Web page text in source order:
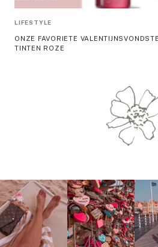
LIFESTYLE
ONZE FAVORIETE
TINTEN ROZE